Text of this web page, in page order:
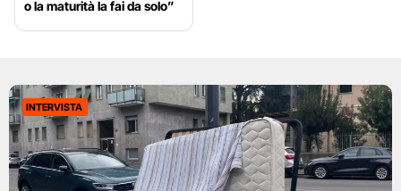
o la maturità la fai da solo”
INTERVISTA